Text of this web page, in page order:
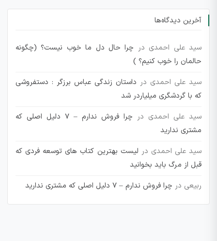
آخرین دیدگاه‌ها
سید علی احمدی در چرا حال دل ما خوب نیست؟ (چگونه
حالمان را خوب کنیم؟ )
سید علی احمدی در داستان زندگی عباس برزگر : دستفروشی
که با گردشگری میلیاردر شد
سید علی احمدی در
چرا فروش ندارم – 7 دلیل اصلی که
مشتری ندارید
سید علی احمدی در لیست بهترین کتاب های توسعه فردی که
قبل از مرگ باید بخوانید
ربیعی در چرا فروش ندارم – 7 دلیل اصلی که مشتری ندارید